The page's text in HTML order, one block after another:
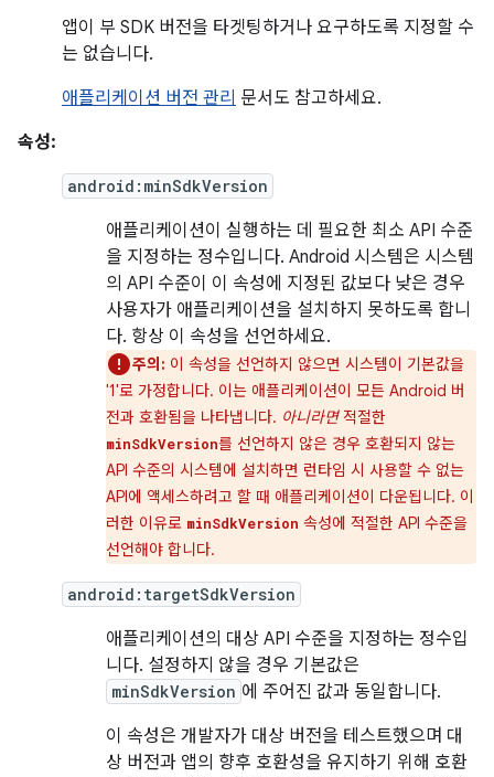
앱이 부 SDK 버전을 타겟팅하거나 요구하도록 지정할 수
는 없습니다.
애플리케이션 버전 관리 문서도 참고하세요.
속성:
android:minSdkVersion
애플리케이션이 실행하는 데 필요한 최소 API 수준
을 지정하는 정수입니다. Android 시스템은 시스템
의 API 수준이 이 속성에 지정된 값보다 낮은 경우
사용자가 애플리케이션을 설치하지 못하도록 합니
다. 항상 이 속성을 선언하세요.
주의: 이 속성을 선언하지 않으면 시스템이 기본값을
'1'로 가정합니다. 이는 애플리케이션이 모든 Android 버
전과 호환됨을 나타냅니다. 아니라면적절한
minSdkVersion를 선언하지 않은 경우 호환되지 않는
API 수준의 시스템에 설치하면 런타임 시 사용할 수 없는
API에 액세스하려고 할 때 애플리케이션이 다운됩니다. 이
러한 이유로 minSdkVersion 속성에 적절한 API 수준을
선언해야 합니다.
android:targetSdkVersion
애플리케이션의 대상 API 수준을 지정하는 정수입
니다. 설정하지 않을 경우 기본값은
minSdkVersion 에 주어진 값과 동일합니다.
이 속성은 개발자가 대상 버전을 테스트했으며 대
상 버전과 앱의 향후 호환성을 유지하기 위해 호환